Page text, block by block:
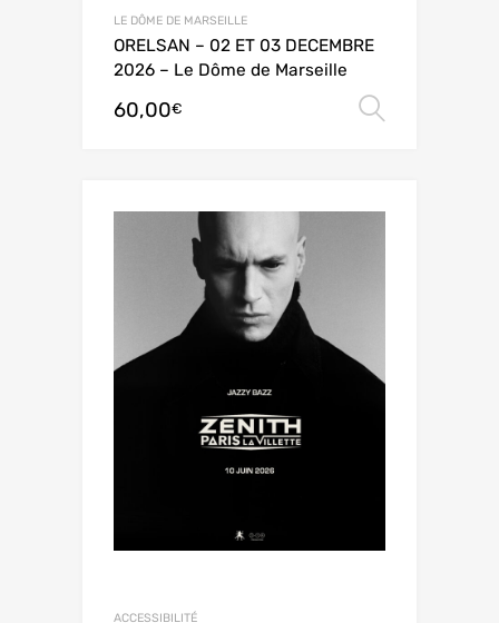
LE DÔME DE MARSEILLE
ORELSAN – 02 ET 03 DECEMBRE
2026 – Le Dôme de Marseille
60,00€
ACCESSIBILITÉ